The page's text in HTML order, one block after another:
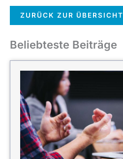
ZURÜCK ZUR ÜBERSICHT
Beliebteste Beiträge